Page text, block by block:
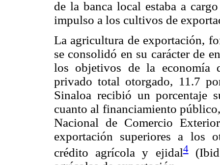
de la banca local estaba a
impulso a los cultivos de
La agricultura de exportación,
se consolidó en su carácter de
los objetivos de la economía
privado total otorgado, 11.7
Sinaloa recibió un porcentaje
cuanto al financiamiento
Nacional de Comercio
exportación superiores a los
crédito agrícola y ejidal4